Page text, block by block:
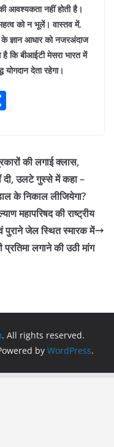
आवश्यकता नहीं होती है।
को न भूलें। वास्तव में,
के ज्ञान आधार को नजरअंदाज
है कि बीआईटी मेसरा भारत में
योगदान देता रहेगा।
e
की लगाई क्लास,
दी, उलटे गुस्से में कहा –
के निकाल लीजियेगा?
महापरिषद की राष्ट्रीय
पुराने जेल स्थित स्मारक में
प्रतिमा लगाने की उठी मांग
. All rights reserved.
by WordPress.